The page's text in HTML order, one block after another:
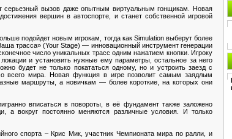
серьезный вызов даже опытным виртуальным гонщикам. Новая
вершин в автоспорте, и станет собственной игровой
подойдет новым игрокам, тогда как Simulation выберут более
трасса» (Your Stage) — инновационный инструмент генерации
число уникальных трасс одним нажатием кнопки. Игроку
и установить нужные ему параметры, остальное за него
будет не только покататься одному, но и устроить заезд с
всего мира. Новая функция в игре позволит самым заядлым
маршруты, а новичкам — более короткие, на которых они
вписаться в повороты, в её фундамент также заложено
а вокруг постоянно меняются различные условия. И только
спорта – Крис Мик, участник Чемпионата мира по ралли, и